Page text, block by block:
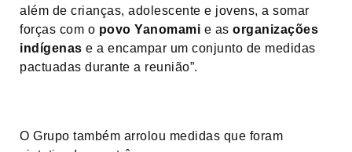
além de crianças, adolescente e jovens, a somar
forças com o povo Yanomami e as organizações
indígenas e a encampar um conjunto de medidas
pactuadas durante a reunião”.
O Grupo também arrolou medidas que foram